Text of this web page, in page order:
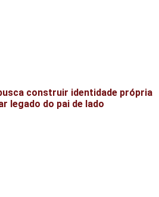
construir identidade própria
legado do pai de lado